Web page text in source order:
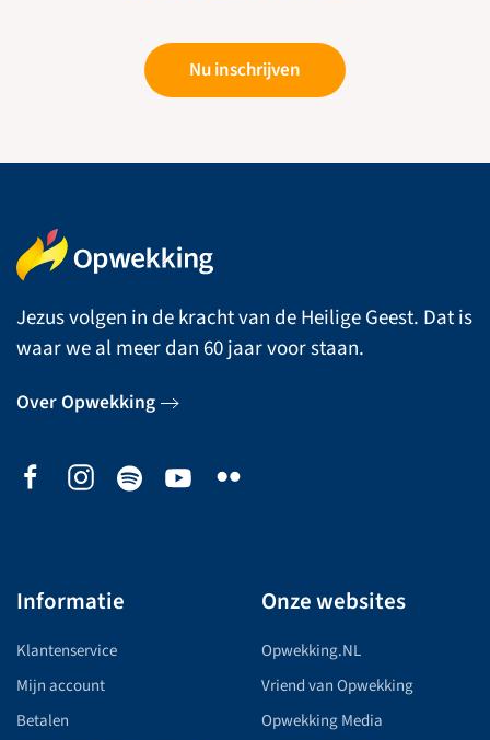
Nu inschrijven
Jezus volgen in de kracht van de Heilige Geest. Dat is
waar we al meer dan 60 jaar voor staan.
Over Opwekking
Informatie
Klantenservice
Mijn account
Betalen
Onze websites
Opwekking.NL
Vriend van Opwekking
Opwekking Media